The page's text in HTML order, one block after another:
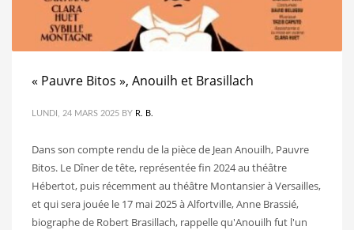
« Pauvre Bitos », Anouilh et Brasillach
LUNDI, 24 MARS 2025 BY R. B.
Dans son compte rendu de la pièce de Jean Anouilh, Pauvre
Bitos. Le Dîner de tête, représentée fin 2024 au théâtre
Hébertot, puis récemment au théâtre Montansier à Versailles,
et qui sera jouée le 17 mai 2025 à Alfortville, Anne Brassié,
biographe de Robert Brasillach, rappelle qu'Anouilh fut l'un